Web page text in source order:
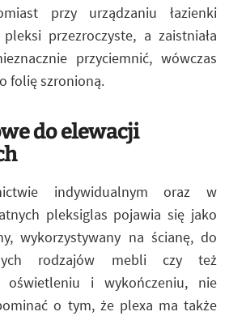
przy urządzaniu łazienki
przezroczyste, a zaistniała
przyciemnić, wówczas
folię szronioną.
do elewacji
indywidualnym oraz w
pleksiglas pojawia się jako
wykorzystywany na ścianę, do
rodzajów mebli czy też
i wykończeniu, nie
o tym, że plexa ma także